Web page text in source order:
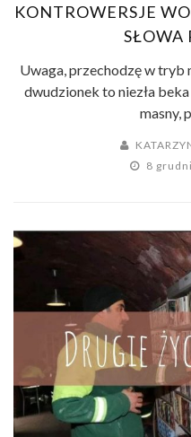
KONTROWERSJE
SŁOWA
Uwaga, przechodzę w tryb
dwudzionek to niezła
masny,
8